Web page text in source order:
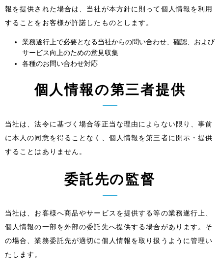
報を提供された場合は、当社が本方針に則って個人情報を利用
することをお客様が許諾したものとします。
業務遂行上で必要となる当社からの問い合わせ、確認、および
サービス向上のための意見収集
各種のお問い合わせ対応
個人情報の第三者提供
当社は、法令に基づく場合等正当な理由によらない限り、事前
に本人の同意を得ることなく、個人情報を第三者に開示・提供
することはありません。
委託先の監督
当社は、お客様へ商品やサービスを提供する等の業務遂行上、
個人情報の一部を外部の委託先へ提供する場合があります。そ
の場合、業務委託先が適切に個人情報を取り扱うように管理い
たします。